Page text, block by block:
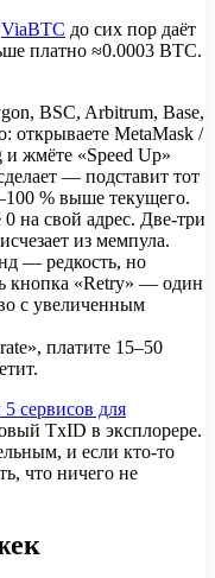
ViaBTC до сих пор даёт
платно ≈0.0003 BTC.
BSC, Arbitrum, Base,
открываете MetaMask /
и жмёте «Speed Up»
— подставит тот
% выше текущего.
на свой адрес. Две-три
из мемпула.
— редкость, но
кнопка «Retry» — один
с увеличенным
платите 15–50
5 сервисов для
TxID в эксплорере.
и если кто-то
что ничего не